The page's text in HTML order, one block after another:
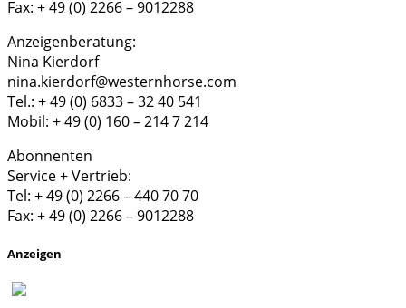
Fax: + 49 (0) 2266 – 9012288
Anzeigenberatung:
Nina Kierdorf
nina.kierdorf@westernhorse.com
Tel.: + 49 (0) 6833 – 32 40 541
Mobil: + 49 (0) 160 – 214 7 214
Abonnenten
Service + Vertrieb:
Tel: + 49 (0) 2266 – 440 70 70
Fax: + 49 (0) 2266 – 9012288
Anzeigen